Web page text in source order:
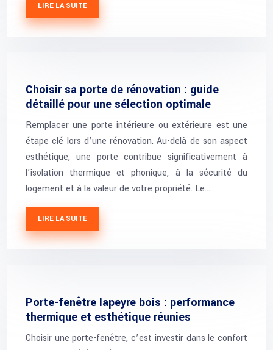
LIRE LA SUITE
Choisir sa porte de rénovation : guide
détaillé pour une sélection optimale
Remplacer une porte intérieure ou extérieure est une
étape clé lors d’une rénovation. Au-delà de son aspect
esthétique, une porte contribue significativement à
l’isolation thermique et phonique, à la sécurité du
logement et à la valeur de votre propriété. Le…
LIRE LA SUITE
Porte-fenêtre lapeyre bois : performance
thermique et esthétique réunies
Choisir une porte-fenêtre, c’est investir dans le confort